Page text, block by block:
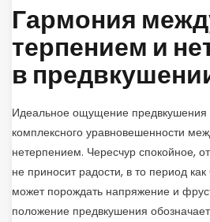
Гармония
терпением и
в
Идеальное ощущение предвкушения
комплексного уравновешенности
нетерпением. Чересчур спокойное,
не приносит радости, в то период
может порождать напряжение и
положение предвкушения